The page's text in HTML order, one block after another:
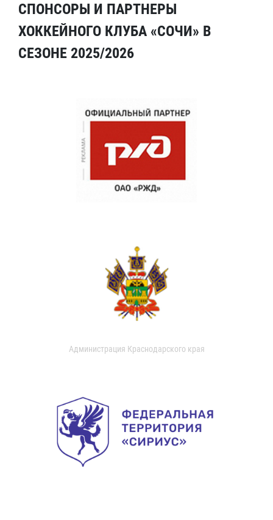
СПОНСОРЫ И ПАРТНЕРЫ
ХОККЕЙНОГО КЛУБА «СОЧИ» В
СЕЗОНЕ 2025/2026
Администрация Краснодарского края